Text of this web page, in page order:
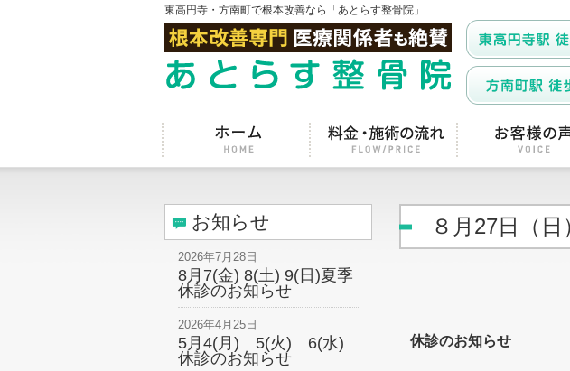
東高円寺・方南町で根本改善なら「あとらす整骨院」
お知らせ
2026年7月28日
8月7(金) 8(土) 9(日)夏季
休診のお知らせ
2026年4月25日
5月4(月) 5(火) 6(水)
休診のお知らせ
８月27日（
休診のお知らせ